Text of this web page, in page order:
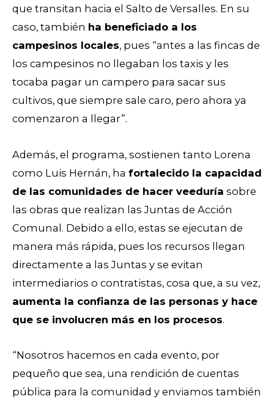
que transitan hacia el Salto de Versalles. En su
caso, también ha beneficiado a los
campesinos locales, pues “antes a las fincas de
los campesinos no llegaban los taxis y les
tocaba pagar un campero para sacar sus
cultivos, que siempre sale caro, pero ahora ya
comenzaron a llegar”.
Además, el programa, sostienen tanto Lorena
como Luis Hernán, ha fortalecido la capacidad
de las comunidades de hacer veeduría sobre
las obras que realizan las Juntas de Acción
Comunal. Debido a ello, estas se ejecutan de
manera más rápida, pues los recursos llegan
directamente a las Juntas y se evitan
intermediarios o contratistas, cosa que, a su vez,
aumenta la confianza de las personas y hace
que se involucren más en los procesos.
“Nosotros hacemos en cada evento, por
pequeño que sea, una rendición de cuentas
pública para la comunidad y enviamos también